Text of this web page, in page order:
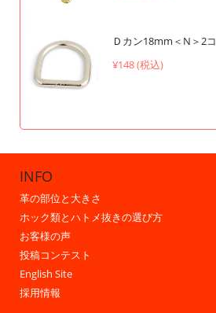
Ｄカン18mm＜N＞2コ
¥148 (税込)
INFO
革の部位と大きさ
ホック類とハトメ抜きの選び方
お客様の声
投稿コンテスト
English Site
採用情報